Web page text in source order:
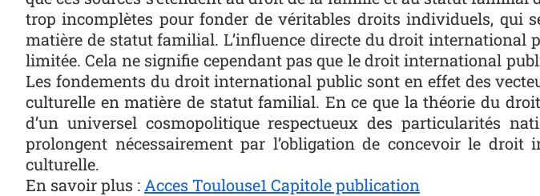
trop incomplètes pour fonder de véritables droits individuels, qui
matière de statut familial. L’influence directe du droit
limitée. Cela ne signifie cependant pas que le droit international
Les fondements du droit international public sont en effet des
culturelle en matière de statut familial. En ce que la théorie du
d’un universel cosmopolitique respectueux des particularités
prolongent nécessairement par l’obligation de concevoir le
culturelle.
En savoir plus : Acces Toulouse1 Capitole publication